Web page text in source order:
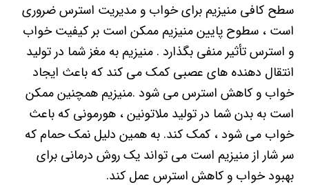
سطح کافی منیزیم برای خواب و مدیریت استرس ضروری
است ، سطوح پایین منیزیم ممکن است بر کیفیت خواب
و استرس تأثیر منفی بگذارد . منیزیم به مغز شما در تولید
انتقال دهنده های عصبی کمک می کند که باعث ایجاد
خواب و کاهش استرس می شود .منیزیم همچنین ممکن
است به بدن شما در تولید ملاتونین ، هورمونی که باعث
خواب می شود ، کمک کند. به همین دلیل نمک حمام که
سر شار از منیزیم است می تواند یک روش درمانی برای
بهبود خواب و کاهش استرس عمل کند.